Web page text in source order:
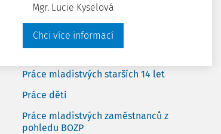
Mgr. Lucie Kyselová
Chci více informací
Máte už předplatné?
Související články
Práce mladistvých starších 14 let
Práce dětí
Práce mladistvých zaměstnanců z
pohledu BOZP